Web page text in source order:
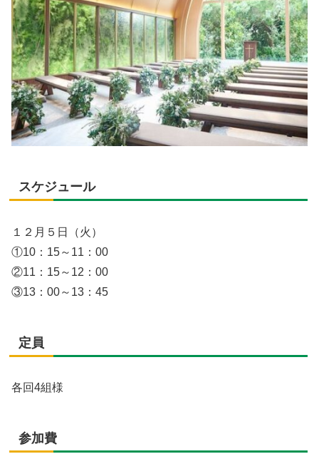
スケジュール
１２月５日（火）
①10：15～11：00
②11：15～12：00
③13：00～13：45
定員
各回4組様
参加費